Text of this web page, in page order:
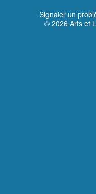
Signaler un
© 2026 Arts et